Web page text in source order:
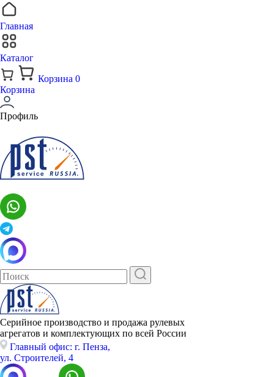
Главная
Каталог
Корзина 0
Корзина
Профиль
Серийное производство и продажа рулевых
агрегатов и комплектующих по всей России
Главный офис: г. Пенза,
ул. Строителей, 4